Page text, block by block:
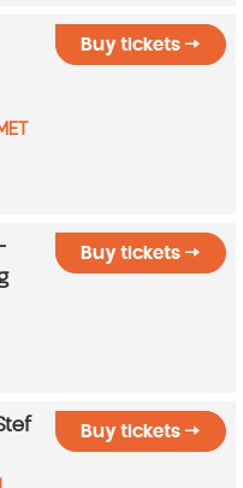
Buy tickets
Buy tickets
Buy tickets